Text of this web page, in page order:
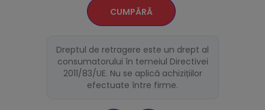
CUMPĂRĂ
Dreptul de retragere este un drept al
consumatorului în temeiul Directivei
2011/83/UE. Nu se aplică achizițiilor
efectuate între firme.